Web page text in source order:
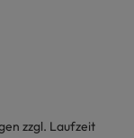
zzgl. Laufzeit